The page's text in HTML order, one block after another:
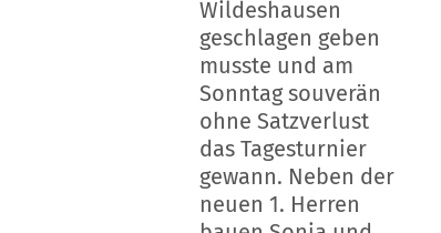
Wildeshausen
geschlagen geben
musste und am
Sonntag souverän
ohne Satzverlust
das Tagesturnier
gewann. Neben der
neuen 1. Herren